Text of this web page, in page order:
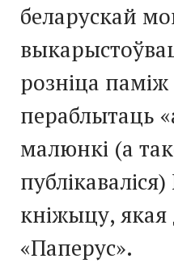
беларускай
розніца
пераблытаць
малюнкі (а
кніжыцу,
«Паперус».